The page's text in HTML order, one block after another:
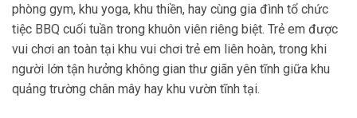
phòng gym, khu yoga, khu thiền, hay cùng gia đình tổ chức
tiệc BBQ cuối tuần trong khuôn viên riêng biệt. Trẻ em được
vui chơi an toàn tại khu vui chơi trẻ em liên hoàn, trong khi
người lớn tận hưởng không gian thư giãn yên tĩnh giữa khu
quảng trường chân mây hay khu vườn tĩnh tại.